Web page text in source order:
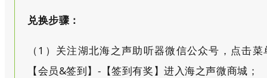
兑换步骤：
（1）关注湖北海之声助听器微信公众号，点击菜
【会员&签到】-【签到有奖】进入海之声微商城；